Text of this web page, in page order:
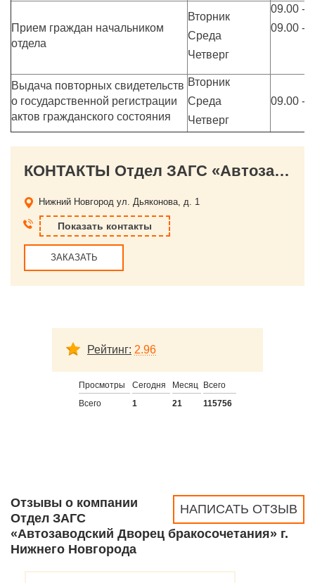
Прием граждан начальником
отдела
Вторник
Среда
Четверг
09.00 -
09.00 -
Выдача повторных свидетельств
о государственной регистрации
актов гражданского состояния
Вторник
Среда
Четверг
09.00 -
КОНТАКТЫ Отдел ЗАГС «Автозаводский Дворец бракосочетания» г. Нижнего Новгорода
Нижний Новгород ул. Дьяконова, д. 1
Показать контакты
ЗАКАЗАТЬ
Рейтинг: 2.96
Просмотры Сегодня Месяц
Всего
Всего
1 21 115756
НАПИСАТЬ ОТЗЫВ
Отзывы о компании
Отдел ЗАГС
«Автозаводский Дворец бракосочетания» г.
Нижнего Новгорода